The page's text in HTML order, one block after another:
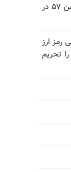
سالگرد قتل‌عام ۳۰ هزار لاله‌های بهمن ۵۷ در
ارز
تحریم